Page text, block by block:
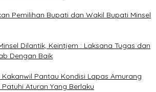
Pemilihan Bupati dan Wakil Bupati Minsel
Dilantik, Keintjem : Laksana Tugas dan
Dengan Baik
Kakanwil Pantau Kondisi Lapas Amurang
Aturan Yang Berlaku